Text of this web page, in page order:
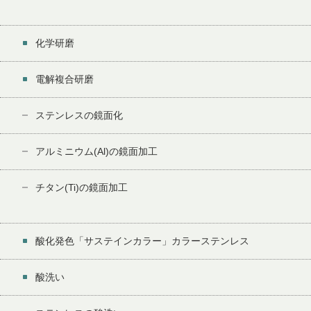
化学研磨
電解複合研磨
ステンレスの鏡面化
アルミニウム(Al)の鏡面加工
チタン(Ti)の鏡面加工
酸化発色「サステインカラー」カラーステンレス
酸洗い